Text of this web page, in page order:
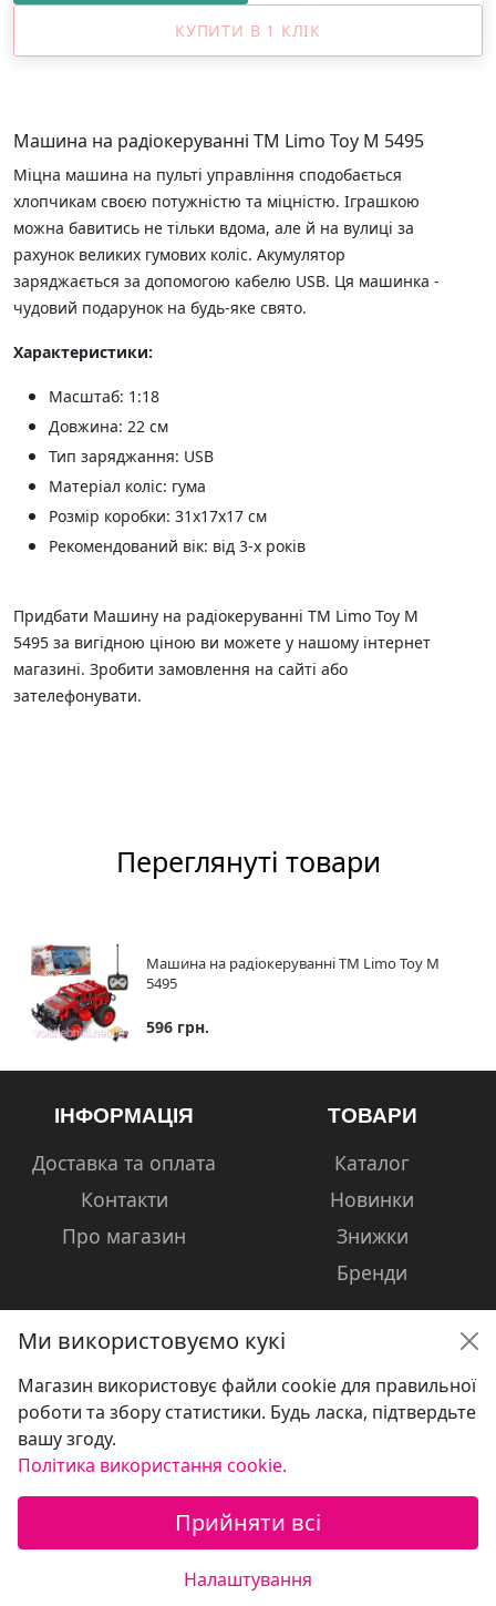
КУПИТИ В 1 КЛІК
Машина на радіокеруванні ТМ Limo Toy М 5495
Міцна машина на пульті управління сподобається
хлопчикам своєю потужністю та міцністю. Іграшкою
можна бавитись не тільки вдома, але й на вулиці за
рахунок великих гумових коліс. Акумулятор
заряджається за допомогою кабелю USB. Ця машинка -
чудовий подарунок на будь-яке свято.
Характеристики:
Масштаб: 1:18
Довжина: 22 см
Тип заряджання: USB
Матеріал коліс: гума
Розмір коробки: 31х17х17 см
Рекомендований вік: від 3-х років
Придбати Машину на радіокеруванні ТМ Limo Toy М
5495 за вигідною ціною ви можете у нашому інтернет
магазині. Зробити замовлення на сайті або
зателефонувати.
Переглянуті товари
Машина на радіокеруванні ТМ Limo Toy М
5495
596 грн.
ІНФОРМАЦІЯ
Доставка та оплата
Контакти
Про магазин
ТОВАРИ
Каталог
Новинки
Знижки
Бренди
КОНТАКТИ
Україна, м. Харків, вул. Сумська, 124
© Магазин дитячих товарів "VOLSHEBNIKI"
Ми використовуємо кукі
Магазин використовує файли cookie для правильної
роботи та збору статистики. Будь ласка, підтвердьте
вашу згоду.
Політика використання cookie.
Прийняти всі
Налаштування